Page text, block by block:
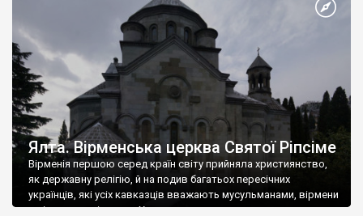
А потім було Хрещення Русі. На честь Херсонесу Таврійського
Ялта. Вірменська церква Святої Ріпсіме
Вірменія першою серед країн світу прийняла християнство,
як державну релігію, й на подив багатьох пересічних
українців, які усіх кавказців вважають мусульманами, вірмени
є відданими вірянами Христа